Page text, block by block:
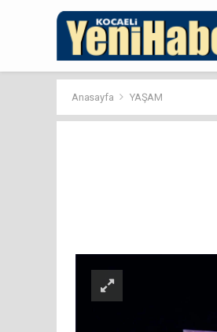
Anasayfa YAŞAM